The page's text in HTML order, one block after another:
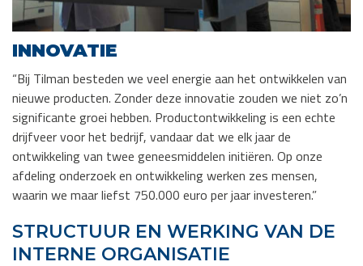
INNOVATIE
“Bij Tilman besteden we veel energie aan het ontwikkelen van
nieuwe producten. Zonder deze innovatie zouden we niet zo’n
significante groei hebben. Productontwikkeling is een echte
drijfveer voor het bedrijf, vandaar dat we elk jaar de
ontwikkeling van twee geneesmiddelen initiëren. Op onze
afdeling onderzoek en ontwikkeling werken zes mensen,
waarin we maar liefst 750.000 euro per jaar investeren.”
STRUCTUUR EN WERKING VAN DE
INTERNE ORGANISATIE